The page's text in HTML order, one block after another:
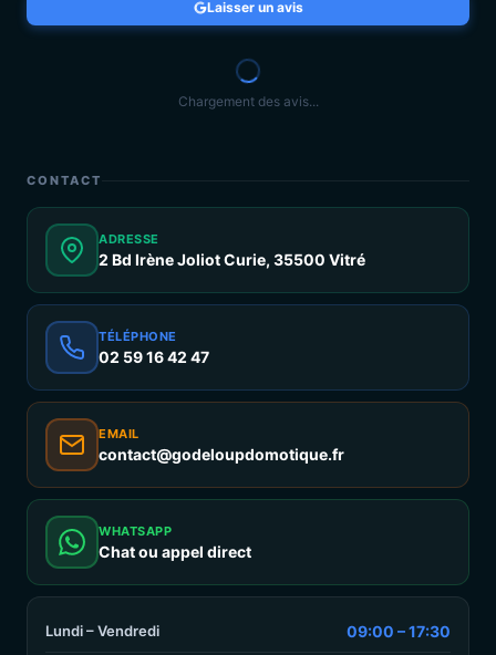
Laisser un avis
Chargement des avis...
CONTACT
ADRESSE
2 Bd Irène Joliot Curie, 35500 Vitré
TÉLÉPHONE
02 59 16 42 47
EMAIL
contact@godeloupdomotique.fr
WHATSAPP
Chat ou appel direct
Lundi – Vendredi 09:00 – 17:30